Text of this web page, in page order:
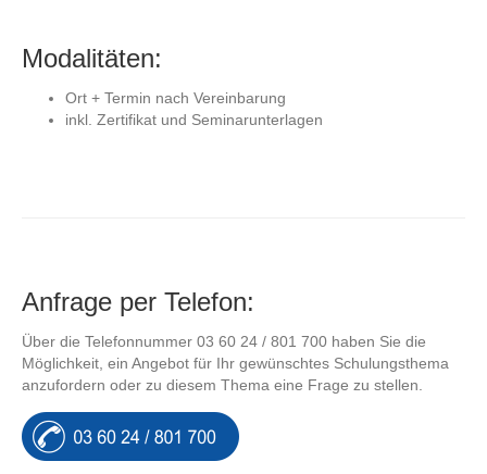
Modalitäten:
Ort + Termin nach Vereinbarung
inkl. Zertifikat und Seminarunterlagen
Anfrage per Telefon:
Über die Telefonnummer 03 60 24 / 801 700 haben Sie die
Möglichkeit, ein Angebot für Ihr gewünschtes Schulungsthema
anzufordern oder zu diesem Thema eine Frage zu stellen.